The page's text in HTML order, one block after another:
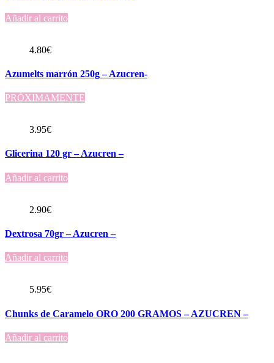
Añadir al carrito
4.80€
Azumelts marrón 250g – Azucren-
PRÓXIMAMENTE
3.95€
Glicerina 120 gr – Azucren –
Añadir al carrito
2.90€
Dextrosa 70gr – Azucren –
Añadir al carrito
5.95€
Chunks de Caramelo ORO 200 GRAMOS – AZUCREN –
Añadir al carrito